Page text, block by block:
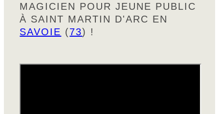
MAGICIEN POUR JEUNE PUBLIC
À SAINT MARTIN D'ARC EN
SAVOIE (73) !